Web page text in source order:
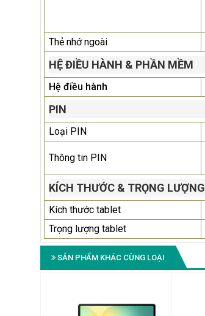
Thẻ nhớ ngoài
HỆ ĐIỀU HÀNH & PHẦN MỀM
Hệ điều hành
PIN
Loại PIN
Thông tin PIN
KÍCH THƯỚC & TRỌNG LƯỢNG
Kích thước tablet
Trọng lượng tablet
SẢN PHẨM KHÁC CÙNG LOẠI